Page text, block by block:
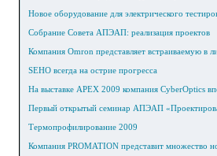
Новое оборудование для электрического
Собрание Совета АПЭАП: реализация проектов
Компания Omron представляет встраиваемую в
SEHO всегда на острие прогресса
На выставке APEX 2009 компания CyberOptics
Первый открытый семинар АПЭАП
Термопрофилирование 2009
Компания PROMATION представит множество